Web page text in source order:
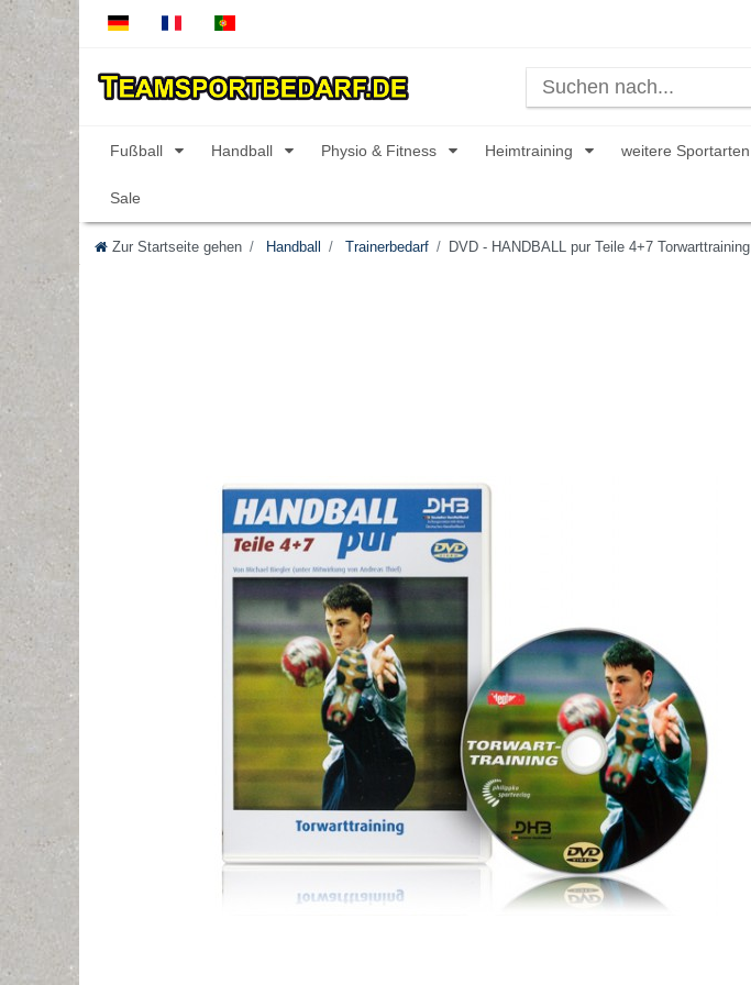
Fußball Handball Physio & Fitness Heimtraining weitere Sportarten
Sale
Zur Startseite gehen Handball Trainerbedarf DVD - HANDBALL pur Teile 4+7 Torwarttraining